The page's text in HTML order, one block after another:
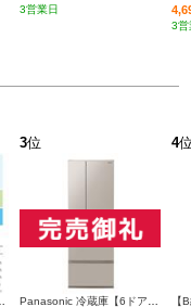
3営業日
3営
3位 4